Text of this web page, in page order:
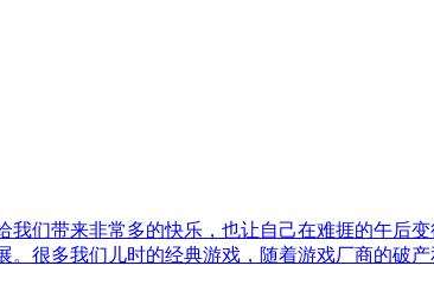
们带来非常多的快乐，也让自己在难捱的午后
很多我们儿时的经典游戏，随着游戏厂商的破